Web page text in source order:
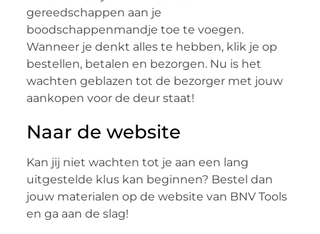
gereedschappen aan je
boodschappenmandje toe te voegen.
Wanneer je denkt alles te hebben, klik je op
bestellen, betalen en bezorgen. Nu is het
wachten geblazen tot de bezorger met jouw
aankopen voor de deur staat!
Naar de website
Kan jij niet wachten tot je aan een lang
uitgestelde klus kan beginnen? Bestel dan
jouw materialen op de website van BNV Tools
en ga aan de slag!